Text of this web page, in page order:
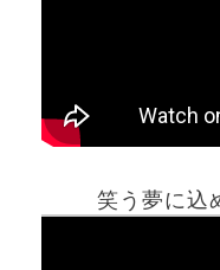
笑う夢に込